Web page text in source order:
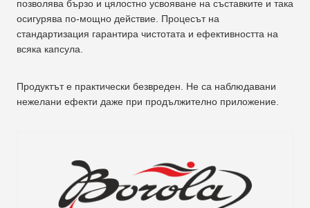
позволява бързо и цялостно усвояване на съставките и така
осигурява по-мощно действие. Процесът на
стандартизация гарантира чистотата и ефективността на
всяка капсула.
Продуктът е практически безвреден. Не са наблюдавани
нежелани ефекти даже при продължително приложение.